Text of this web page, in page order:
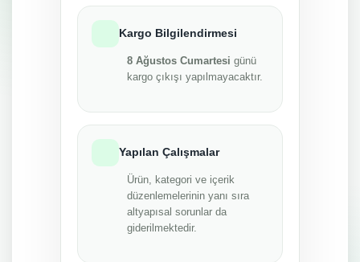
Kargo Bilgilendirmesi
8 Ağustos Cumartesi günü
kargo çıkışı yapılmayacaktır.
Yapılan Çalışmalar
Ürün, kategori ve içerik
düzenlemelerinin yanı sıra
altyapısal sorunlar da
giderilmektedir.